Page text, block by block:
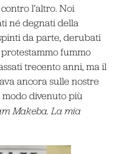
l’altro. Noi
né degnati della
da parte, derubati
fummo
trecento anni, ma il
ancora sulle nostre
modo divenuto più
Makeba. La mia